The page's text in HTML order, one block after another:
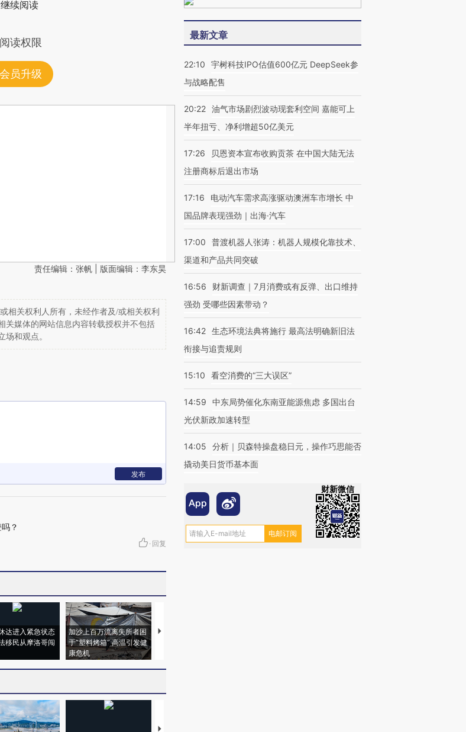
续阅读
读权限
员升级
责任编辑：张帆 | 版面编辑：李东昊
相关权利人所有，未经作者及/或相关权利
关媒体的网站信息内容转载授权并不包括
和观点。
发布
？
· 回复
达进入紧急状态
移民从摩洛哥闯
加沙上百万流离失所者困
于“塑料烤箱” 高温引发健
康危机
视线｜HYROX的吸金
【推广】走进第四届链博
最新文章
22:10
宇树科技IPO估值600亿元 DeepSeek参
与战略配售
20:22 油气市场剧烈波动现套利空间 嘉能可上
半年扭亏、净利增超50亿美元
17:26
贝恩资本宣布收购贡茶 在中国大陆无法
注册商标后退出市场
17:16
电动汽车需求高涨驱动澳洲车市增长 中
国品牌表现强劲｜出海·汽车
17:00
普渡机器人张涛：机器人规模化靠技术、
渠道和产品共同突破
16:56
财新调查｜7月消费或有反弹、出口维持
强劲 受哪些因素带动？
16:42 生态环境法典将施行 最高法明确新旧法
衔接与追责规则
15:10 看空消费的“三大误区”
14:59
中东局势催化东南亚能源焦虑 多国出台
光伏新政加速转型
14:05
分析｜贝森特操盘稳日元，操作巧思能否
撬动美日货币基本面
财新微信